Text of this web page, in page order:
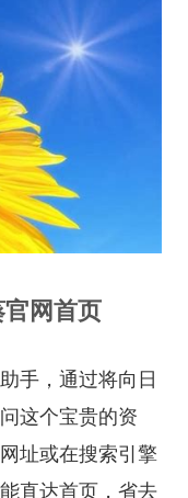
网首页
手，通过将向日
这个宝贵的资
址或在搜索引擎
直达首页，省去